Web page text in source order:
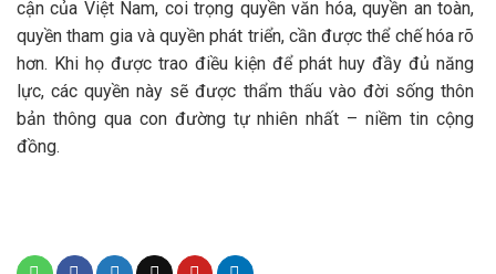
cận của Việt Nam, coi trọng quyền văn hóa, quyền an toàn,
quyền tham gia và quyền phát triển, cần được thể chế hóa rõ
hơn. Khi họ được trao điều kiện để phát huy đầy đủ năng
lực, các quyền này sẽ được thẩm thấu vào đời sống thôn
bản thông qua con đường tự nhiên nhất – niềm tin cộng
đồng.